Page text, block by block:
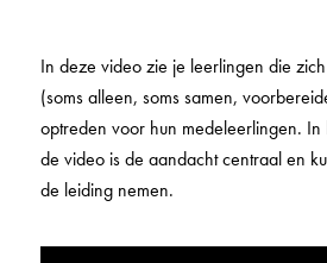
In deze video zie je leerlingen die
(soms alleen, soms samen,
optreden voor hun medeleerlingen.
de video is de aandacht centraal en
de leiding nemen.